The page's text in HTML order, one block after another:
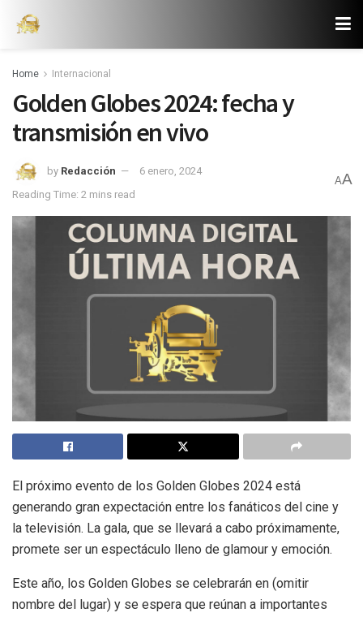
Home Internacional
Golden Globes 2024: fecha y
transmisión en vivo
by Redacción
6 enero, 2024
Reading Time: 2 mins read
AA
El próximo evento de los Golden Globes 2024 está
generando gran expectación entre los fanáticos del cine y
la televisión. La gala, que se llevará a cabo próximamente,
promete ser un espectáculo lleno de glamour y emoción.
Este año, los Golden Globes se celebrarán en (omitir
nombre del lugar) y se espera que reúnan a importantes